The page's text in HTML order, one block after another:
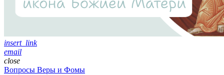
insert_link
email
close
Вопросы Веры и Фомы